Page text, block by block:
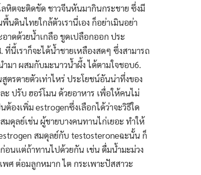
หิตจะติดขัด ชาวจีนหันมากินกระชาย ซึ่งมี
ดินไทยใกล้ตัวเรานี่เอง ก็อย่าเมินอย่า
าดด้วยน้ำเกลือ ขูดเปลือกออก ประ
นี้เราก็จะได้น้ำชายเหลืองสดๆ ซึ่งสามารถ
มา ผสมกับมะนาวน้ำผึ้ง ได้ตามใจชอบ6.
รตายตัวเท่าไหร่ ประโยชน์อันน่าทึ่งของ
ปรับ ฮอร์โมน ด้วยอาหาร เพื่อให้คนไม่
งเพิ่ม estrogenซึ่งเลือกได้ว่าจะวิธีใด
ดุลย์เช่น ผู้ชายบางคนทานไก่เยอะ ทำให้
สมดุลย์กับ testosteroneฉะนั้น ก็
อนแต่ถ้าทานไปด้วยกัน เช่น ดื่มน้ำมะม่วง
ศ ต่อมลูกหมาก ไต กระเพาะปัสสาวะ